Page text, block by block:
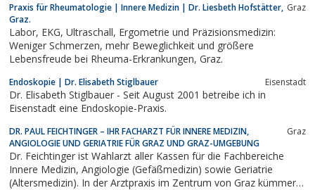
Praxis für Rheumatologie | Innere Medizin | Dr. Liesbeth Hofstätter,
Graz.
Graz
Labor, EKG, Ultraschall, Ergometrie und Präzisionsmedizin:
Weniger Schmerzen, mehr Beweglichkeit und größere
Lebensfreude bei Rheuma-Erkrankungen, Graz.
Endoskopie | Dr. Elisabeth Stiglbauer Eisenstadt
Dr. Elisabeth Stiglbauer - Seit August 2001 betreibe ich in
Eisenstadt eine Endoskopie-Praxis.
DR. PAUL FEICHTINGER – IHR FACHARZT FÜR INNERE MEDIZIN,
ANGIOLOGIE UND GERIATRIE FÜR GRAZ UND GRAZ-UMGEBUNG
Graz
Dr. Feichtinger ist Wahlarzt aller Kassen für die Fachbereiche
Innere Medizin, Angiologie (Gefäßmedizin) sowie Geriatrie
(Altersmedizin). In der Arztpraxis im Zentrum von Graz kümmern